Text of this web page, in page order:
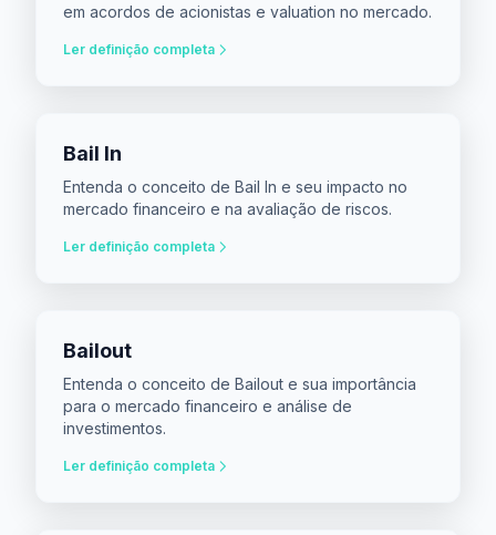
em acordos de acionistas e valuation no mercado.
Ler definição completa
Bail In
Entenda o conceito de Bail In e seu impacto no
mercado financeiro e na avaliação de riscos.
Ler definição completa
Bailout
Entenda o conceito de Bailout e sua importância
para o mercado financeiro e análise de
investimentos.
Ler definição completa